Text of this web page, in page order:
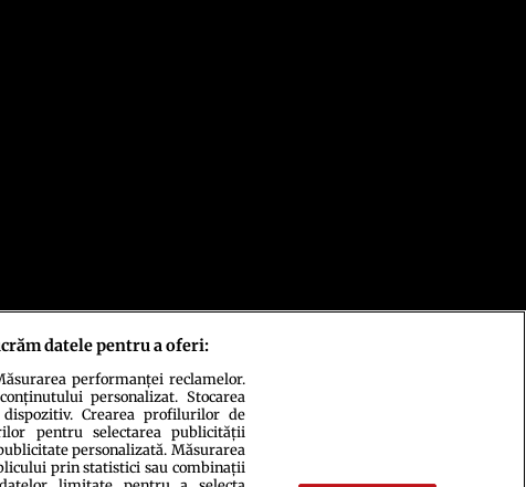
datele pentru a oferi:
performanței reclamelor.
personalizat. Stocarea
Crearea profilurilor de
pentru selectarea publicității
personalizată. Măsurarea
prin statistici sau combinații